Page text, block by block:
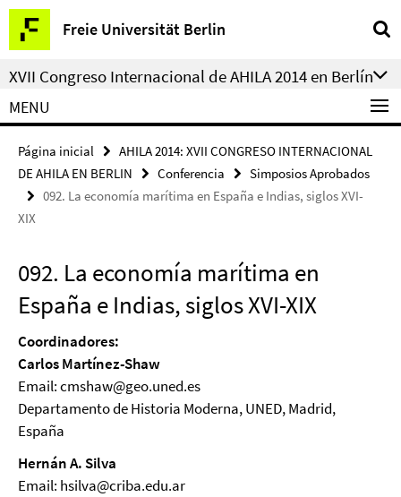
Springe
direkt
zu
Inhalt
Freie Universität Berlin
Herramientas
de
navegación
XVII Congreso Internacional de AHILA 2014 en Berlín
MENU
Página inicial
AHILA 2014: XVII CONGRESO INTERNACIONAL
DE AHILA EN BERLIN
Conferencia
Simposios Aprobados
092. La economía marítima en España e Indias, siglos XVI-
XIX
092. La economía marítima en
España e Indias, siglos XVI-XIX
Coordinadores:
Carlos Martínez-Shaw
Email: cmshaw@geo.uned.es
Departamento de Historia Moderna, UNED, Madrid,
España
Hernán A. Silva
Email: hsilva@criba.edu.ar